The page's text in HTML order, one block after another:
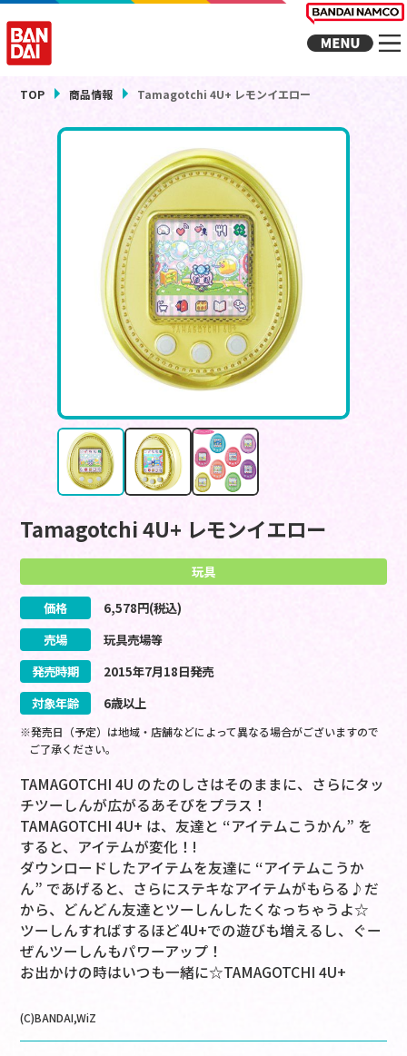
TOP 商品情報 Tamagotchi 4U+ レモンイエロー
Tamagotchi 4U+ レモンイエロー
玩具
価格 6,578円(税込)
売場
玩具売場等
発売時期
2015年7月18日発売
対象年齢
6歳以上
※発売日（予定）は地域・店舗などによって異なる場合がございますので
ご了承ください。
TAMAGOTCHI 4U のたのしさはそのままに、さらにタッ
チツーしんが広がるあそびをプラス！
TAMAGOTCHI 4U+ は、友達と “アイテムこうかん” を
すると、アイテムが変化！!
ダウンロードしたアイテムを友達に “アイテムこうか
ん” であげると、さらにステキなアイテムがもらる♪だ
から、どんどん友達とツーしんしたくなっちゃうよ☆
ツーしんすればするほど4U+での遊びも増えるし、ぐー
ぜんツーしんもパワーアップ！
お出かけの時はいつも一緒に☆TAMAGOTCHI 4U+
(C)BANDAI,WiZ